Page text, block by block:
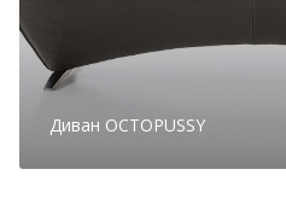
Диван OCTOPUSSY